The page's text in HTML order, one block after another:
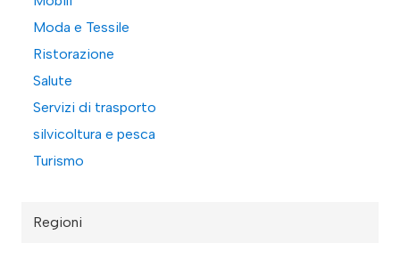
Moda e Tessile
Ristorazione
Salute
Servizi di trasporto
silvicoltura e pesca
Turismo
Regioni